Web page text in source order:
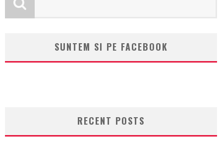
SUNTEM SI PE FACEBOOK
RECENT POSTS